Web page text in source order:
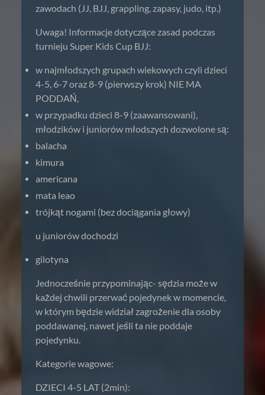
zawodach (JJ, BJJ, grappling, zapasy, judo, itp.)
Uwaga! Informacje dotyczące zasad podczas
turnieju Super Kids Cup BJJ:
w najmłodszych grupach wiekowych czyli dzieci
4-5, 6-7 oraz 8-9 (pierwszy krok) NIE MA
PODDAŃ,
w przypadku dzieci 8-9 (zaawansowani),
młodzików i juniorów młodszych dozwolone są:
balacha
kimura
americana
mata leao
trójkąt nogami (bez dociągania głowy)
u juniorów dochodzi
gilotyna
Jednocześnie przypominając- sędzia może w
każdej chwili przerwać pojedynek w momencie,
w którym będzie widział zagrożenie dla osoby
poddawanej, nawet jeśli ta nie poddaje
pojedynku.
Kategorie wagowe:
DZIECI 4-5 LAT (2min):